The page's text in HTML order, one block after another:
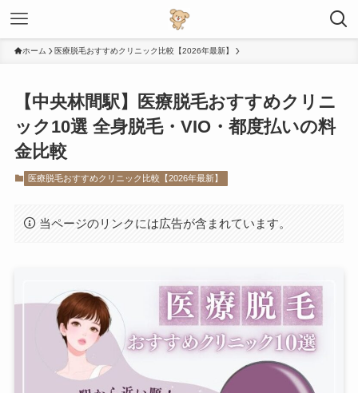
ホーム 医療脱毛おすすめクリニック比較【2026年最新】
【中央林間駅】医療脱毛おすすめクリニ
ック10選 全身脱毛・VIO・都度払いの料
金比較
医療脱毛おすすめクリニック比較【2026年最新】
当ページのリンクには広告が含まれています。